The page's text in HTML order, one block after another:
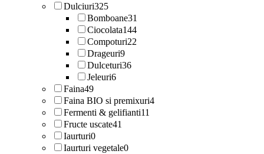
Dulciuri325
Bomboane31
Ciocolata144
Compoturi22
Drageuri9
Dulceturi36
Jeleuri6
Faina49
Faina BIO si premixuri4
Fermenti & gelifianti11
Fructe uscate41
Iaurturi0
Iaurturi vegetale0